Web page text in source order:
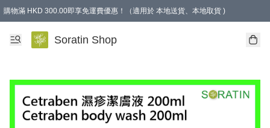
購物滿 HKD 300.00即享免運費優惠！（適用於 本地送貨、本地取貨 )
Soratin Shop